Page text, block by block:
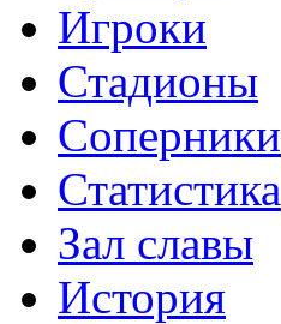
Игроки
Стадионы
Соперники
Статистика
Зал славы
История